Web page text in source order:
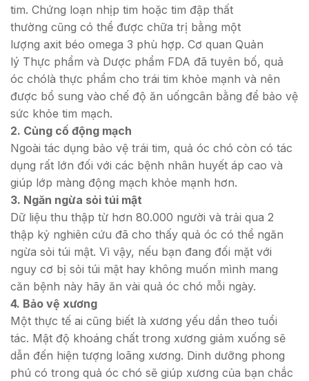
tim. Chứng loạn nhịp tim hoặc tim đập thất
thường cũng có thể được chữa trị bằng một
lượng axit béo omega 3 phù hợp. Cơ quan Quản
lý Thực phẩm và Dược phẩm FDA đã tuyên bố, quả
óc chólà thực phẩm cho trái tim khỏe mạnh và nên
được bổ sung vào chế độ ăn uốngcân bằng để bảo vệ
sức khỏe tim mạch.
2. Củng cố động mạch
Ngoài tác dụng bảo vệ trái tim, quả óc chó còn có tác
dụng rất lớn đối với các bệnh nhân huyết áp cao và
giúp lớp màng động mạch khỏe mạnh hơn.
3. Ngăn ngừa sỏi túi mật
Dữ liệu thu thập từ hơn 80.000 người và trải qua 2
thập kỷ nghiên cứu đã cho thấy quả óc có thể ngăn
ngừa sỏi túi mật. Vì vậy, nếu bạn đang đối mặt với
nguy cơ bị sỏi túi mật hay không muốn mình mang
căn bệnh này hãy ăn vài quả óc chó mỗi ngày.
4. Bảo vệ xương
Một thực tế ai cũng biết là xương yếu dần theo tuổi
tác. Mật độ khoáng chất trong xương giảm xuống sẽ
dẫn đến hiện tượng loãng xương. Dinh dưỡng phong
phú có trong quả óc chó sẽ giúp xương của bạn chắc